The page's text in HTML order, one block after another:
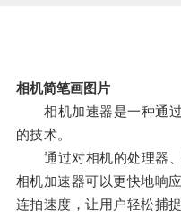
相机简笔画图片
相机加速器是一种通过
的技术。
通过对相机的处理器、
相机加速器可以更快地响
连拍速度，让用户轻松捕